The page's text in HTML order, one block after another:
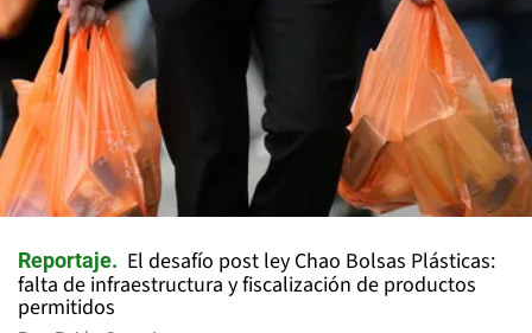
Reportaje
El desafío post ley Chao Bolsas Plásticas:
falta de infraestructura y fiscalización de productos
permitidos